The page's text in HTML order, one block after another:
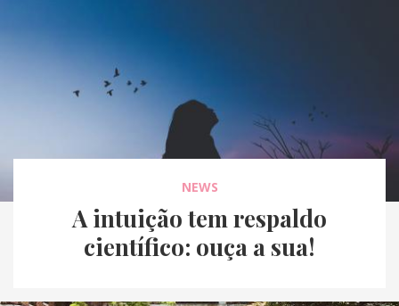
NEWS
A intuição tem respaldo
científico: ouça a sua!